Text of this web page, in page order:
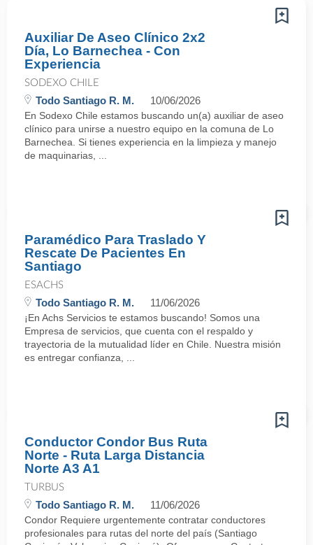
Auxiliar De Aseo Clínico 2x2
Día, Lo Barnechea - Con
Experiencia
SODEXO CHILE
Todo Santiago R. M. 10/06/2026
En Sodexo Chile estamos buscando un(a) auxiliar de aseo
clínico para unirse a nuestro equipo en la comuna de Lo
Barnechea. Si tienes experiencia en la limpieza y manejo
de maquinarias, ...
Paramédico Para Traslado Y
Rescate De Pacientes En
Santiago
ESACHS
Todo Santiago R. M. 11/06/2026
¡En Achs Servicios te estamos buscando! Somos una
Empresa de servicios, que cuenta con el respaldo y
trayectoria de la mutualidad líder en Chile. Nuestra misión
es entregar confianza, ...
Conductor Condor Bus Ruta
Norte - Ruta Larga Distancia
Norte A3 A1
TURBUS
Todo Santiago R. M. 11/06/2026
Condor Requiere urgentemente contratar conductores
profesionales para rutas del norte del país (Santiago